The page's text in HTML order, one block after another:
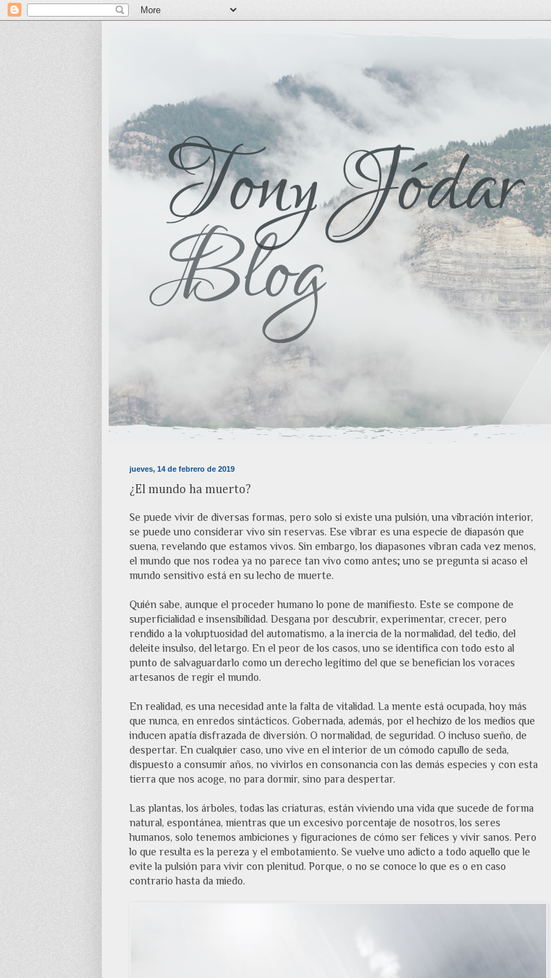
jueves, 14 de febrero de 2019
¿El mundo ha muerto?
Se puede vivir de diversas formas, pero solo si existe una pulsión, una vibración interior,
se puede uno considerar vivo sin reservas. Ese vibrar es una especie de diapasón que
suena, revelando que estamos vivos. Sin embargo, los diapasones vibran cada vez menos,
el mundo que nos rodea ya no parece tan vivo como antes; uno se pregunta si acaso el
mundo sensitivo está en su lecho de muerte.
Quién sabe, aunque el proceder humano lo pone de manifiesto. Este se compone de
superficialidad e insensibilidad. Desgana por descubrir, experimentar, crecer, pero
rendido a la voluptuosidad del automatismo, a la inercia de la normalidad, del tedio, del
deleite insulso, del letargo. En el peor de los casos, uno se identifica con todo esto al
punto de salvaguardarlo como un derecho legítimo del que se benefician los voraces
artesanos de regir el mundo.
En realidad, es una necesidad ante la falta de vitalidad. La mente está ocupada, hoy más
que nunca, en enredos sintácticos. Gobernada, además, por el hechizo de los medios que
inducen apatía disfrazada de diversión. O normalidad, de seguridad. O incluso sueño, de
despertar. En cualquier caso, uno vive en el interior de un cómodo capullo de seda,
dispuesto a consumir años, no vivirlos en consonancia con las demás especies y con esta
tierra que nos acoge, no para dormir, sino para despertar.
Las plantas, los árboles, todas las criaturas, están viviendo una vida que sucede de forma
natural, espontánea, mientras que un excesivo porcentaje de nosotros, los seres
humanos, solo tenemos ambiciones y figuraciones de cómo ser felices y vivir sanos. Pero
lo que resulta es la pereza y el embotamiento. Se vuelve uno adicto a todo aquello que le
evite la pulsión para vivir con plenitud. Porque, o no se conoce lo que es o en caso
contrario hasta da miedo.